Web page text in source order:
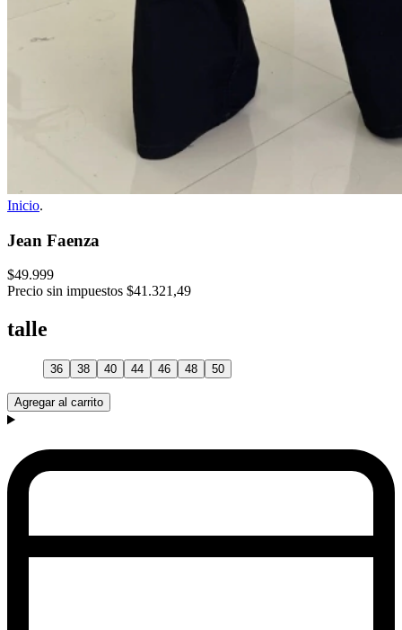
Inicio.
Jean Faenza
$49.999
Precio sin impuestos $41.321,49
talle
36 38 40 44 46 48 50
Agregar al carrito